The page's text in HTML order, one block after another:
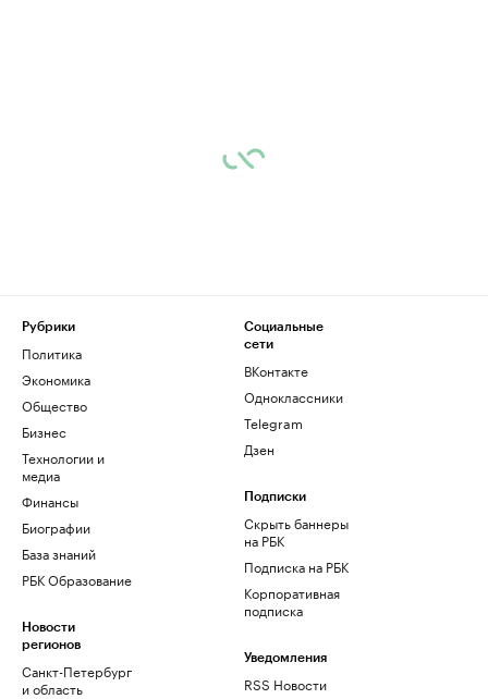
Рубрики
Политика
Экономика
Общество
Бизнес
Технологии и
медиа
Финансы
Биографии
База знаний
РБК Образование
Новости
регионов
Санкт-Петербург
и область
Социальные
сети
ВКонтакте
Одноклассники
Telegram
Дзен
Подписки
Скрыть баннеры
на РБК
Подписка на РБК
Корпоративная
подписка
Уведомления
RSS Новости